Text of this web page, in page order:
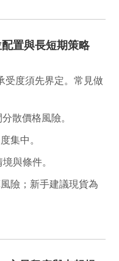
置與長短期策略
受度須先界定。常見做
分散價格風險。
集中。
與條件。
險；新手建議現貨為